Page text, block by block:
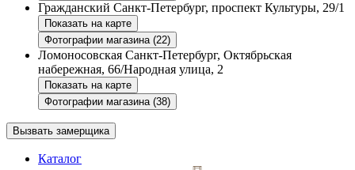
Гражданский Санкт-Петербург, проспект Культуры, 29/1
Показать на карте
Фотографии магазина (22)
Ломоносовская Санкт-Петербург, Октябрьская
набережная, 66/Народная улица, 2
Показать на карте
Фотографии магазина (38)
Вызвать замерщика
Каталог